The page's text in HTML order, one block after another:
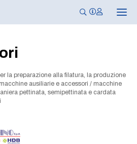
N
a
la preparazione alla filatura, la produzione
ausiliarie e accessori / macchine
pettinata, semipettinata e cardata